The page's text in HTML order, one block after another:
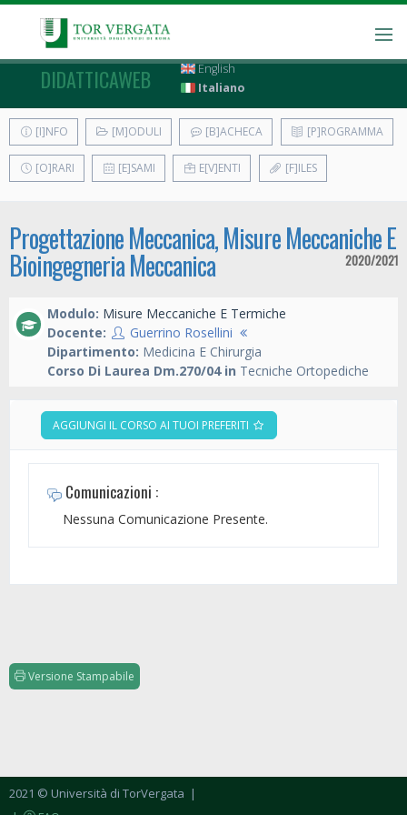
DIDATTICAWEB
English
Italiano
[I]NFO [M]ODULI [B]ACHECA [P]ROGRAMMA
[O]RARI [E]SAMI E[V]ENTI [F]ILES
Progettazione Meccanica, Misure Meccaniche E
Bioingegneria Meccanica 2020/2021
Modulo: Misure Meccaniche E Termiche
Docente:
Guerrino Rosellini
Dipartimento: Medicina E Chirurgia
Corso Di Laurea Dm.270/04 in Tecniche Ortopediche
AGGIUNGI IL CORSO AI TUOI PREFERITI
Comunicazioni :
Nessuna Comunicazione Presente.
Versione Stampabile
2021 © Università di TorVergata |